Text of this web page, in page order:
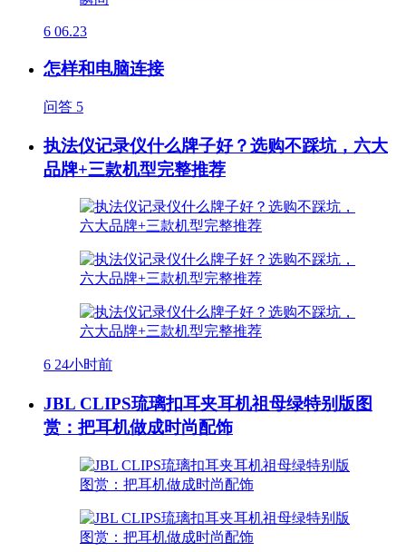
6 06.23
怎样和电脑连接
问答 5
执法仪记录仪什么牌子好？选购不踩坑，六大
品牌+三款机型完整推荐
6 24小时前
JBL CLIPS琉璃扣耳夹耳机祖母绿特别版图
赏：把耳机做成时尚配饰